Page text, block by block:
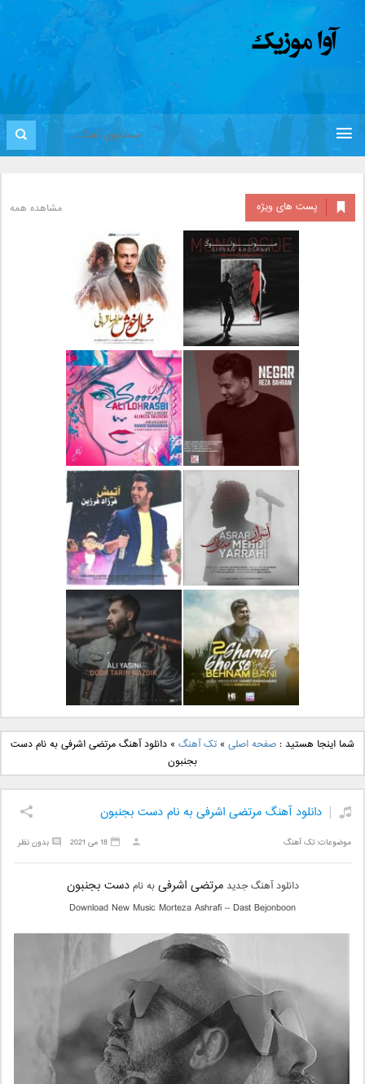
پست های ویژه مشاهده همه
دانلود آلبوم جدید سیروان
خسروی بنام مونولوگ
دانلود آهنگ جدید علیرضا
قربانی بنام خیال خوش
دانلود آهنگ جدید رضا
بهرام بنام نگار
دانلود آهنگ جدید علی
لهراسبی بنام صورت
دانلود آهنگ جدید مهدی
یراحی بنام اسرار
دانلود آهنگ جدید فرزاد
فرزین بنام آتیش
دانلود آهنگ جدید بهنام
بانی بنام قرص قمر 2
دانلود آهنگ جدید علی
یاسینی بنام دورترین نزدیک
شما اینجا هستید :صفحه اصلی »تک آهنگ »دانلود آهنگ مرتضی اشرفی به نام دست
بجنبون
دانلود آهنگ مرتضی اشرفی به نام دست بجنبون
موضوعات:تک آهنگ بدون نظر 18 می 2021
دانلود آهنگ جدیدمرتضی اشرفیبه نامدست بجنبون
Download New Music Morteza Ashrafi – Dast Bejonboon